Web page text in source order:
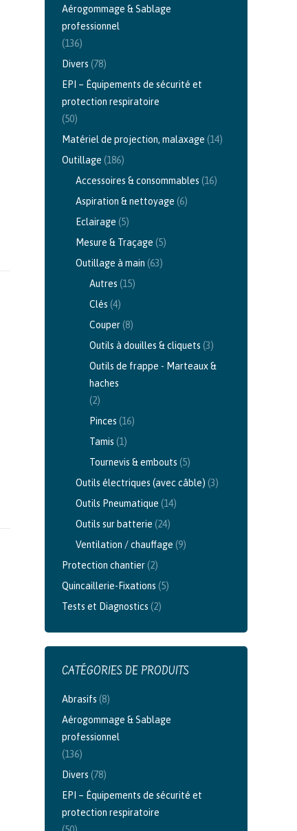
Aérogommage & Sablage
professionnel
(136)
Divers (78)
EPI – Équipements de sécurité et
protection respiratoire
(50)
Matériel de projection, malaxage (14)
Outillage (186)
Accessoires & consommables (16)
Aspiration & nettoyage (6)
Eclairage (5)
Mesure & Traçage (5)
Outillage à main (63)
Autres (15)
Clés (4)
Couper(8)
Outils à douilles & cliquets (3)
Outils de frappe - Marteaux &
haches
(2)
Pinces (16)
Tamis (1)
Tournevis & embouts (5)
Outils électriques (avec câble) (3)
Outils Pneumatique (14)
Outils sur batterie (24)
Ventilation / chauffage (9)
Protection chantier(2)
Quincaillerie-Fixations (5)
Tests et Diagnostics (2)
CATÉGORIES DE PRODUITS
Abrasifs (8)
Aérogommage & Sablage
professionnel
(136)
Divers (78)
EPI – Équipements de sécurité et
protection respiratoire